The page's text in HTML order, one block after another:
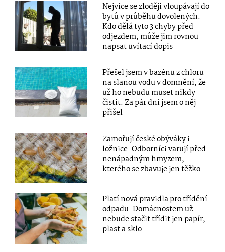
Nejvíce se zloději vloupávají do
bytů v průběhu dovolených.
Kdo dělá tyto 3 chyby před
odjezdem, může jim rovnou
napsat uvítací dopis
Přešel jsem v bazénu z chloru
na slanou vodu v domnění, že
už ho nebudu muset nikdy
čistit. Za pár dní jsem o něj
přišel
Zamořují české obýváky i
ložnice: Odborníci varují před
nenápadným hmyzem,
kterého se zbavuje jen těžko
Platí nová pravidla pro třídění
odpadu: Domácnostem už
nebude stačit třídit jen papír,
plast a sklo